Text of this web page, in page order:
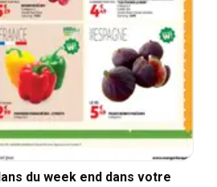
du week end dans votre